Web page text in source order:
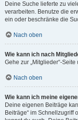
Deine Suche lieferte zu
verarbeiten. Benutze die
ein oder beschränke die
Nach oben
Wie kann ich nach
Gehe zur „Mitglieder“-
Nach oben
Wie kann ich meine
Deine eigenen Beiträge
Beiträge“ im Schnellzugriff